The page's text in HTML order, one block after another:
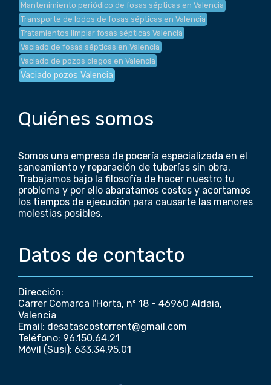
Mantenimiento periódico de fosas sépticas en Valencia
Transporte de lodos de fosas sépticas en Valencia
Tratamientos limpiar fosas sépticas Valencia
Vaciado de fosas sépticas en Valencia
Vaciado de pozos ciegos en Valencia
Vaciado pozos Valencia
Quiénes somos
Somos una empresa de pocería especializada en el
saneamiento y reparación de tuberías sin obra.
Trabajamos bajo la filosofía de hacer nuestro tu
problema y por ello abaratamos costes y acortamos
los tiempos de ejecución para causarte las menores
molestias posibles.
Datos de contacto
Dirección:
Carrer Comarca l'Horta, nº 18 - 46960 Aldaia,
Valencia
Email: desatascostorrent@gmail.com
Teléfono: 96.150.64.21
Móvil (Susi): 633.34.95.01